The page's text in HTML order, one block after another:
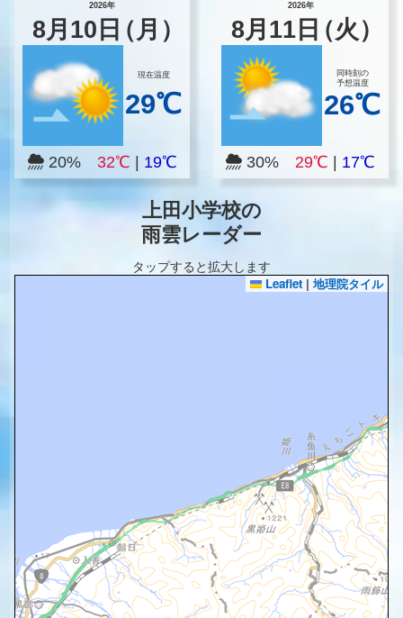
2026年
8月 10 日（月）
現在温度
29℃
20% 32℃ 19℃
2026年
8月 11日（火）
同時刻の
予想温度
26℃
30%29℃ 17℃
上田小学校の
雨雲レーダー
タップすると拡大します
Leaflet | 地理院タイル